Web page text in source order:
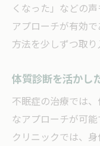
くなった」などの
アプローチが有効
方法を少しずつ取り
体質診断を活かし
不眠症の治療では
なアプローチが可
クリニックでは、